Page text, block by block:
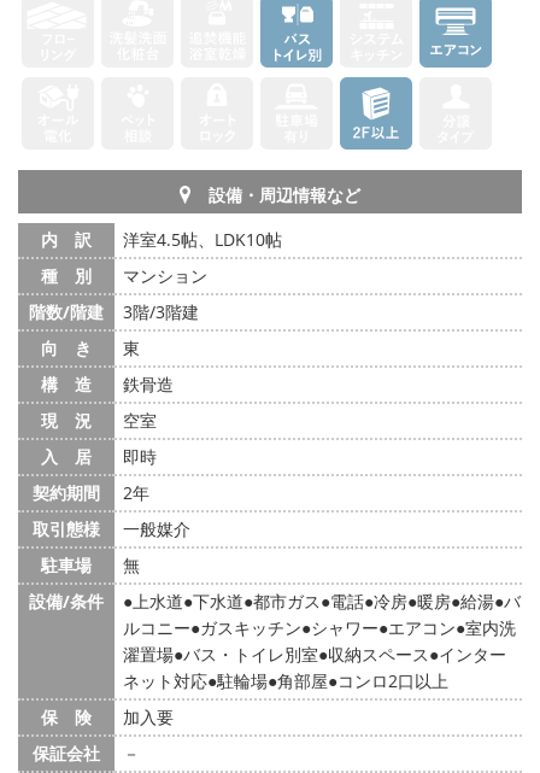
設備・周辺情報など
内 訳
洋室4.5帖、LDK10帖
種 別
マンション
階数/階建
3階/3階建
向 き
東
構 造
鉄骨造
現 況
空室
入 居
即時
契約期間
2年
取引態様
一般媒介
駐車場
無
設備/条件
上水道 下水道 都市ガス 電話 冷房 暖房 給湯 バ
ルコニー ガスキッチン シャワー エアコン 室内洗
濯置場 バス・トイレ別室 収納スペース インター
ネット対応 駐輪場 角部屋 コンロ2口以上
保 険
加入要
保証会社
－